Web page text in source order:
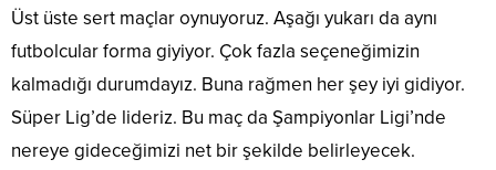
Üst üste sert maçlar oynuyoruz. Aşağı yukarı da aynı
futbolcular forma giyiyor. Çok fazla seçeneğimizin
kalmadığı durumdayız. Buna rağmen her şey iyi gidiyor.
Süper Lig’de lideriz. Bu maç da Şampiyonlar Ligi’nde
nereye gideceğimizi net bir şekilde belirleyecek.